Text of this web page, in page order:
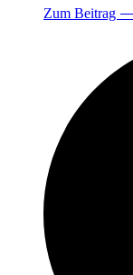
Zum Beitrag